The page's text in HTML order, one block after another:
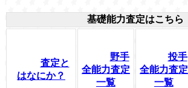
基礎能力査定はこちら
査定と
はなにか？
野手
全能力査定
一覧
投手
全能力査定
一覧